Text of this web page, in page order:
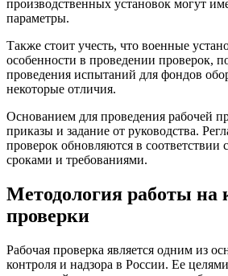
производственных установок могут
параметры.
Также стоит учесть, что военные
особенности в проведении проверок,
проведения испытаний для фондов
некоторые отличия.
Основанием для проведения рабочей
приказы и задание от руководства.
проверок обновляются в соответствии
сроками и требованиями.
Методология работы на
проверки
Рабочая проверка является одним из
контроля и надзора в России. Ее